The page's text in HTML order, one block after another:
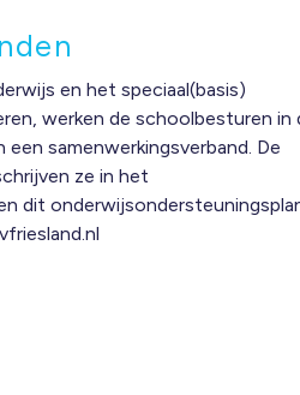
en het speciaal(basis)
werken de schoolbesturen in
een samenwerkingsverband. De
ze in het
dit